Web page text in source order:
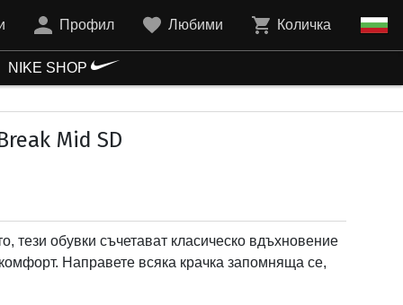
Профил Любими Количка
NIKE SHOP
Mid SD
тези обувки съчетават класическо вдъхновение
Направете всяка крачка запомняща се,